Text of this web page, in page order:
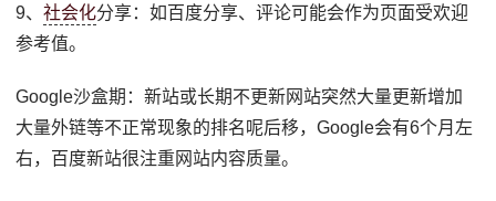
9、社会化分享：如百度分享、评论可能会作为页面受欢迎
参考值。
Google沙盒期：新站或长期不更新网站突然大量更新增加
大量外链等不正常现象的排名呢后移，Google会有6个月左
右，百度新站很注重网站内容质量。